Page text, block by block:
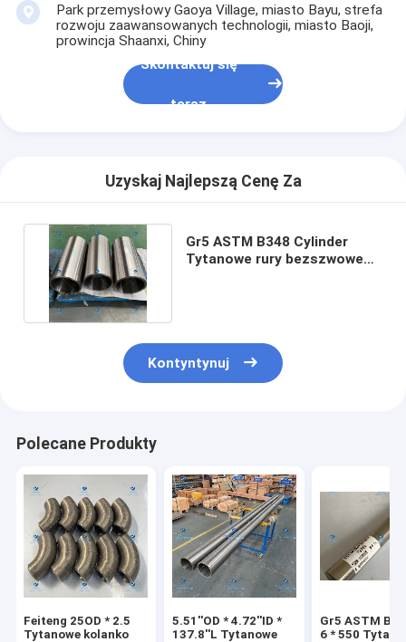
Park przemysłowy Gaoya Village, miasto Bayu, strefa
rozwoju zaawansowanych technologii, miasto Baoji,
prowincja Shaanxi, Chiny
Skontaktuj się
teraz
Uzyskaj Najlepszą Cenę Za
Gr5 ASTM B348 Cylinder
Tytanowe rury bezszwowe
Kontyntynuj
Polecane Produkty
Feiteng 25OD * 2.5
Tytanowe kolanko
5.51''OD * 4.72''ID *
137.8''L Tytanowe
Gr5 ASTM
6 * 550